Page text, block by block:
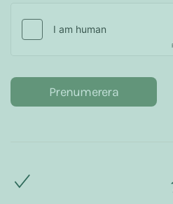
Prenumerera